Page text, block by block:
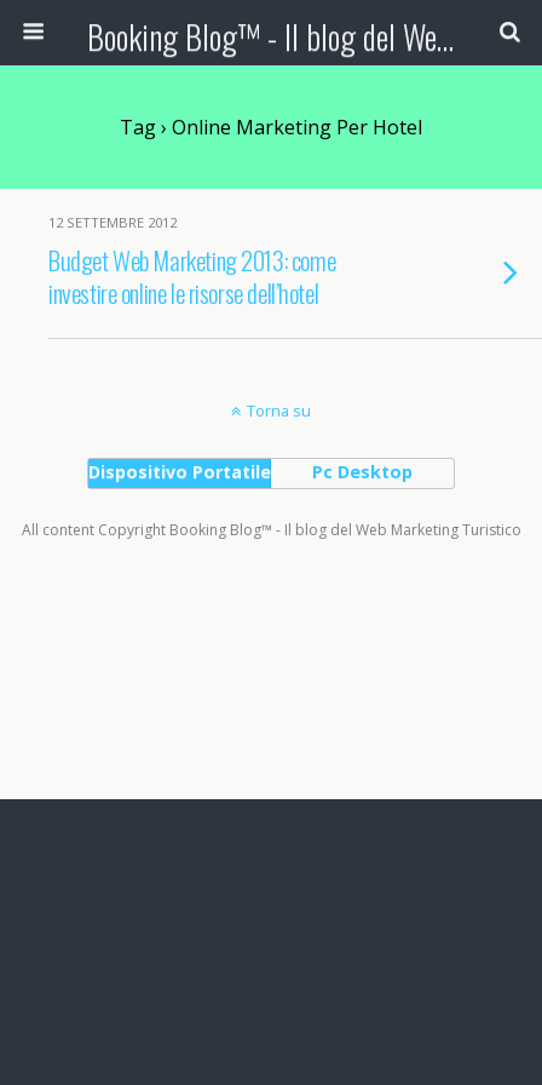
Booking Blog™ - Il blog del Web Marketing Turistico
Tag › Online Marketing Per Hotel
12 SETTEMBRE 2012
Budget Web Marketing 2013: come
investire online le risorse dell’hotel
Torna su
Dispositivo Portatile Pc Desktop
All content Copyright Booking Blog™ - Il blog del Web Marketing Turistico